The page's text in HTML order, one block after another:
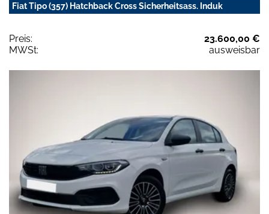
Fiat Tipo (357) Hatchback Cross Sicherheitsass. Induk
Preis:
23.600,00 €
MWSt:
ausweisbar